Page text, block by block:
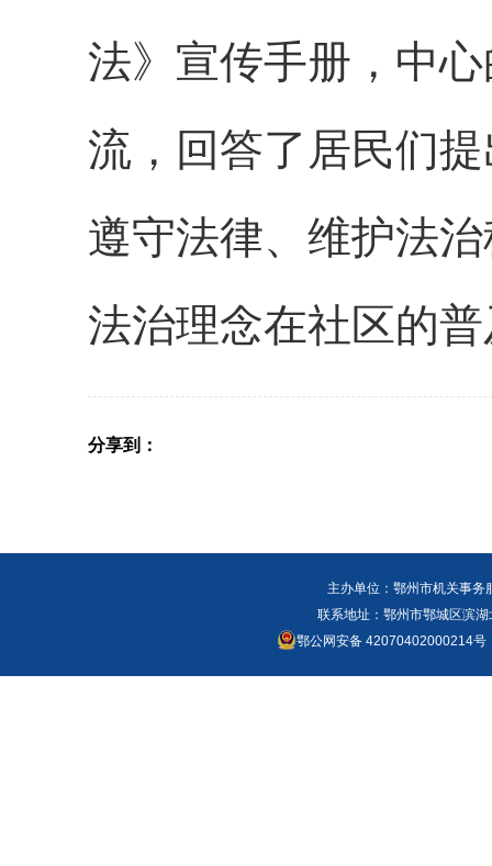
法》 宣传手册，中
流，回答了居民们
遵守法律、维护法
法治理念在社区的
分享到：
主办单位：鄂州市机关事
联系地址：鄂州市鄂城区滨
鄂公网安备 42070402000214号